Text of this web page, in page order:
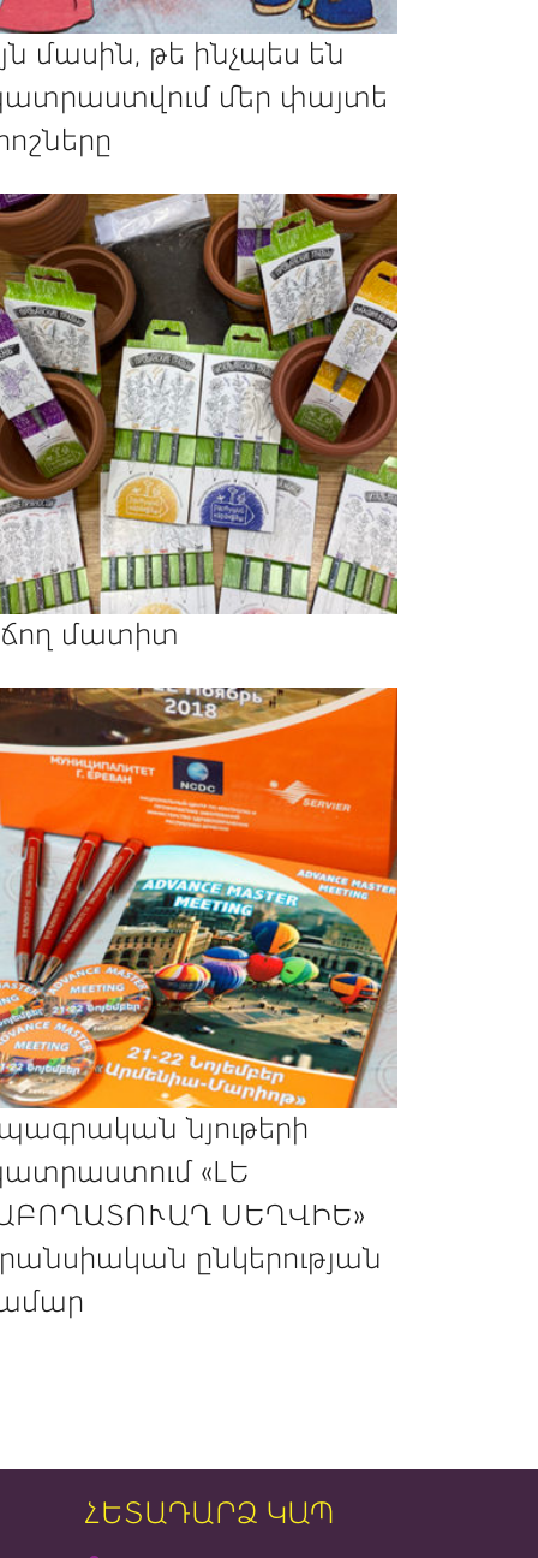
մասին, թե ինչպես են
մեր փայտե
մատիտ
նյութերի
«ԼԵ
ՍԵՂՎԻԵ»
ընկերության
ՀԵՏԱԴԱՐՁ ԿԱՊ